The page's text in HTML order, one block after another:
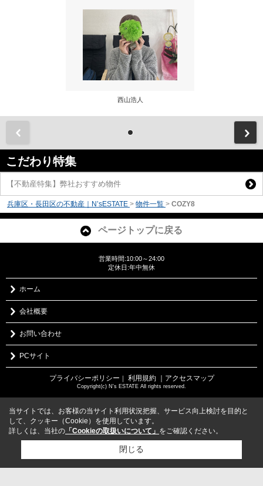
西山浩人
こだわり特集
【不動産特集】弊社おすすめ物件
兵庫区・長田区の不動産｜N’sESTATE > 物件一覧 > COZY8
ページトップに戻る
営業時間:10:00～24:00
定休日:年中無休
ホーム
会社概要
お問い合わせ
PCサイト
プライバシーポリシー 利用規約 ｜アクセスマップ
Copyright(c) N's ESTATE All rights reserved.
当サイトでは、お客様の当サイト利用状況把握、サービス向上検討を目的と
して、クッキー（Cookie）を使用しています。
詳しくは、当社の 「Cookieの取扱いについて」 をご確認ください。
閉じる